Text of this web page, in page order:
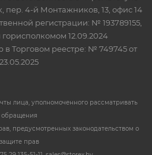
пер. 4-й Монтажников, 13, офис 14
регистрации: № 193789155,
12.09.2024
Торговом реестре: № 749745 от
23.05.2025
лица, уполномоченного рассматривать
обращения
предусмотренных законодательством о
защите прав